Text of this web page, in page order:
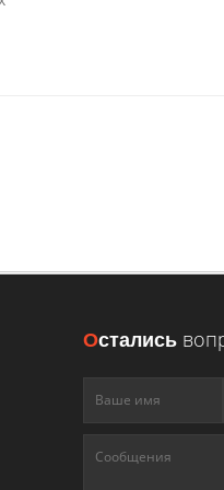
Остались